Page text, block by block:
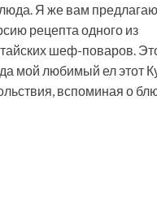
Я же вам
рецепта одного из
шеф-поваров.
мой любимый ел этот
вспоминая о